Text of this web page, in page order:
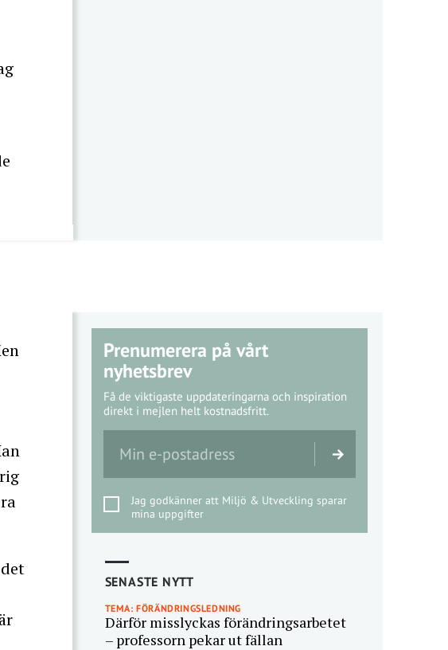
Prenumerera på vårt
nyhetsbrev
Få de viktigaste uppdateringarna och inspiration
direkt i mejlen helt kostnadsfritt.
Jag godkänner att Miljö & Utveckling sparar
mina uppgifter
SENASTE NYTT
TEMA: FÖRÄNDRINGSLEDNING
Därför misslyckas förändringsarbetet
– professorn pekar ut fällan